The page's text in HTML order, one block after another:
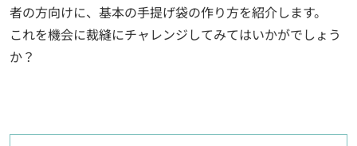
者の方向けに、基本の手提げ袋の作り方を紹介します。
これを機会に裁縫にチャレンジしてみてはいかがでしょう
か？